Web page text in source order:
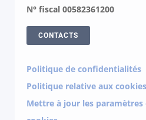
N° fiscal 00582361200
CONTACTS
Politique de confidentialités
Politique relative aux cookies
Mettre à jour les paramètres